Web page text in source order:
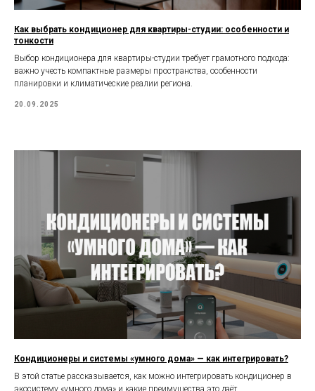
Как выбрать кондиционер для квартиры-студии: особенности и
тонкости
Выбор кондиционера для квартиры-студии требует грамотного подхода:
важно учесть компактные размеры пространства, особенности
планировки и климатические реалии региона.
20.09.2025
Кондиционеры и системы «умного дома» — как интегрировать?
В этой статье рассказывается, как можно интегрировать кондиционер в
экосистему «умного дома» и какие преимущества это даёт